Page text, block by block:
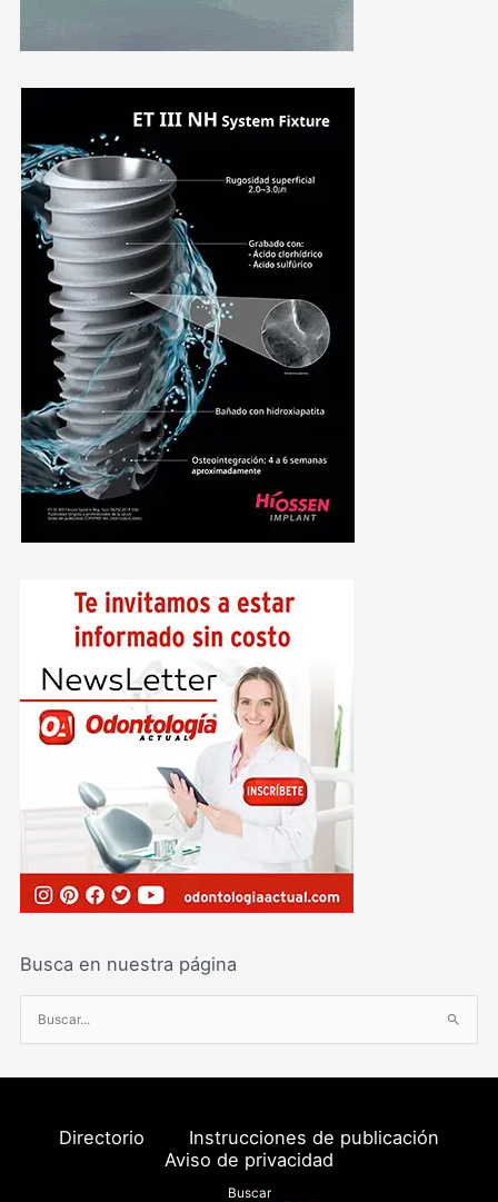
Busca en nuestra página
u
s
Directorio
Instrucciones de publicación
Aviso de privacidad
Buscar